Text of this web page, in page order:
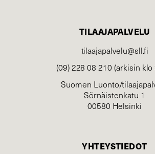
TILAAJAPALVELU
tilaajapalvelu@sll.fi
(09) 228 08 210 (arkisin klo
Suomen Luonto/
Sörnäistenkatu 1
00580 Helsinki
YHTEYSTIEDOT